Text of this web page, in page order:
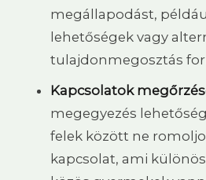
megállapodást,
lehetőségek vagy
tulajdonmegosztás
Kapcsolatok
megegyezés
felek között ne
kapcsolat, ami